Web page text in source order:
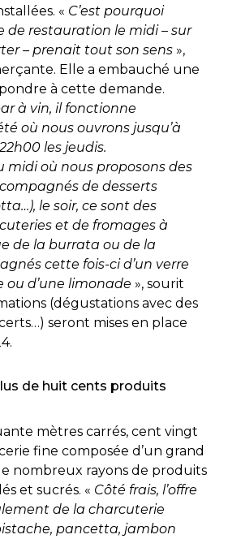
« C’est pourquoi
de restauration le midi – sur
– prenait tout son sens »,
Elle a embauché une
à cette demande.
à vin, il fonctionne
où nous ouvrons jusqu’à
les jeudis.
midi où nous proposons des
de desserts
le soir, ce sont des
et de fromages à
de la burrata ou de la
cette fois-ci d’un verre
ou d’une limonade », sourit
(dégustations avec des
seront mises en place
de huit cents produits
mètres carrés, cent vingt
fine composée d’un grand
nombreux rayons de produits
et sucrés. « Côté frais, l’offre
de la charcuterie
pancetta, jambon